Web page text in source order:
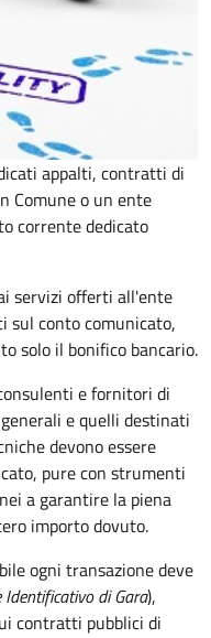
appalti, contratti di
Comune o un ente
corrente dedicato
servizi offerti all'ente
sul conto comunicato,
solo il bonifico bancario.
e fornitori di
e quelli destinati
devono essere
pure con strumenti
a garantire la piena
importo dovuto.
ogni transazione deve
Identificativo di Gara),
contratti pubblici di